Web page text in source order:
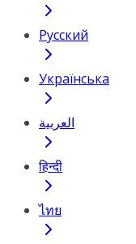
Русский
Українська
العربية
हिन्दी
ไทย